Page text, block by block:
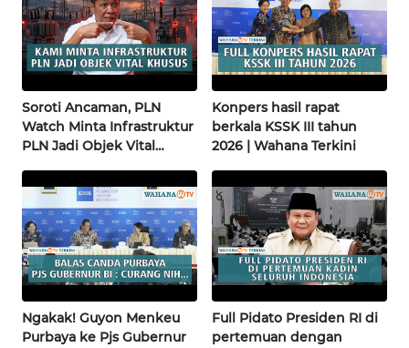
Soroti Ancaman, PLN
Watch Minta Infrastruktur
PLN Jadi Objek Vital
Research
Konpers hasil rapat
berkala KSSK III tahun
2026 | Wahana Terkini
Ngakak! Guyon Menkeu
Purbaya ke Pjs Gubernur
Full Pidato Presiden RI di
pertemuan dengan
WN
BABEL
WN
SUMBAR
WN
SUMSEL
WN
BENGKULU
WN
LAMPUNG